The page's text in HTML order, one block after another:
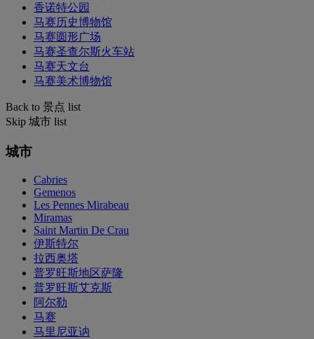
香诺特公园
马赛历史博物馆
马赛圆形广场
马赛圣查尔斯火车站
马赛天文台
马赛美术博物馆
Back to 景点 list
Skip 城市 list
城市
Cabries
Gemenos
Les Pennes Mirabeau
Miramas
Saint Martin De Crau
伊斯特尔
拉西奥塔
普罗旺斯地区萨隆
普罗旺斯艾克斯
阿尔勒
马赛
马里尼亚讷